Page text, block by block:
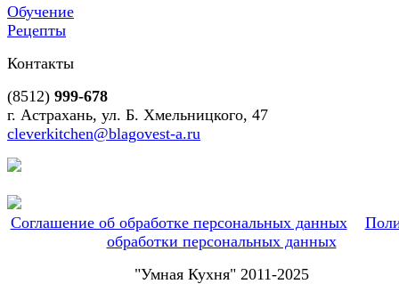
Обучение
Рецепты
Контакты
(8512) 999-678
г. Астрахань, ул. Б. Хмельницкого, 47
cleverkitchen@blagovest-a.ru
Соглашение об обработке персональных данных
обработки персональных данных
"Умная Кухня" 2011-2025